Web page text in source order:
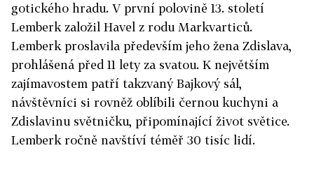
gotického hradu. V první polovině 13. století
Lemberk založil Havel z rodu Markvarticů.
Lemberk proslavila především jeho žena Zdislava,
prohlášená před 11 lety za svatou. K největším
zajímavostem patří takzvaný Bajkový sál,
návštěvníci si rovněž oblíbili černou kuchyni a
Zdislavinu světničku, připomínající život světice.
Lemberk ročně navštíví téměř 30 tisíc lidí.